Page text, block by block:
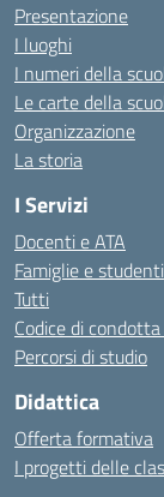
Presentazione
I luoghi
I numeri della
Le carte della
Organizzazione
La storia
I Servizi
Docenti e ATA
Famiglie e studenti
Tutti
Codice di
Percorsi di studio
Didattica
Offerta formativa
I progetti delle